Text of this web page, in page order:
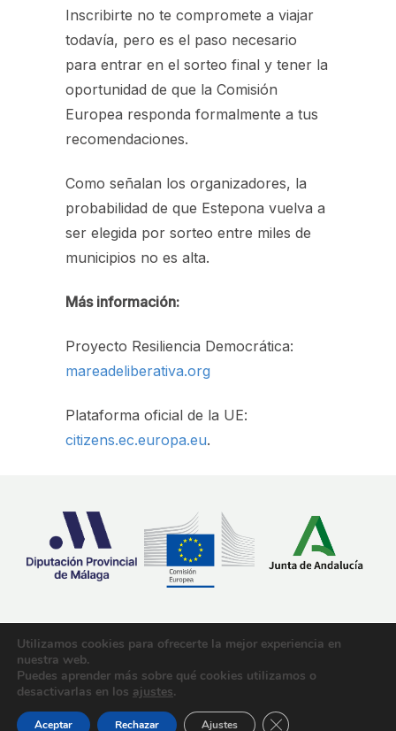
Inscribirte no te compromete a viajar
todavía, pero es el paso necesario
para entrar en el sorteo final y tener la
oportunidad de que la Comisión
Europea responda formalmente a tus
recomendaciones.
Como señalan los organizadores, la
probabilidad de que Estepona vuelva a
ser elegida por sorteo entre miles de
municipios no es alta.
Más información:
Proyecto Resiliencia Democrática:
mareadeliberativa.org
Plataforma oficial de la UE:
citizens.ec.europa.eu.
Declaración de accesibilidad
Política de cookies
© Copyright Europe Direct Málaga
Utilizamos cookies para ofrecerte la mejor experiencia en
nuestra web.
Puedes aprender más sobre qué cookies utilizamos o
desactivarlas en los ajustes.
Aceptar Rechazar Ajustes Cerrar el banner de